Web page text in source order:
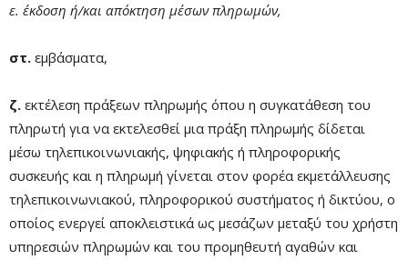
ε. έκδοση ή/και απόκτηση μέσων πληρωμών,
στ. εμβάσματα,
ζ. εκτέλεση πράξεων πληρωμής όπου η συγκατάθεση του
πληρωτή για να εκτελεσθεί μια πράξη πληρωμής δίδεται
μέσω τηλεπικοινωνιακής, ψηφιακής ή πληροφορικής
συσκευής και η πληρωμή γίνεται στον φορέα εκμετάλλευσης
τηλεπικοινωνιακού, πληροφορικού συστήματος ή δικτύου, ο
οποίος ενεργεί αποκλειστικά ως μεσάζων μεταξύ του χρήστη
υπηρεσιών πληρωμών και του προμηθευτή αγαθών και